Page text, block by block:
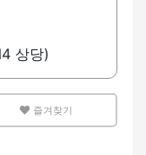
상당)
즐겨찾기